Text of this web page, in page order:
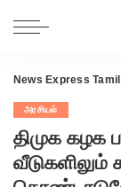
News Express Tamil
அரசியல்
திமுக கழக
வீடுகளிலும்